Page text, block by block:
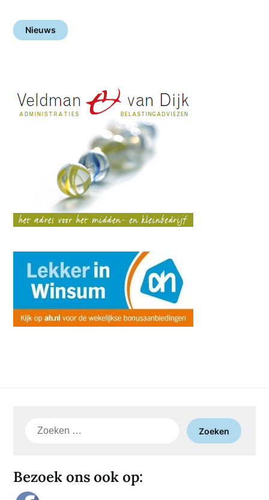
Nieuws
Zoeken
Bezoek ons ook op: